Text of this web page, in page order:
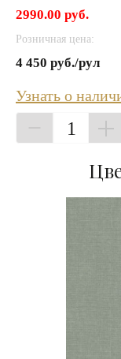
2990.00 руб.
Розничная цена:
4 450 руб./рул
Узнать о
1